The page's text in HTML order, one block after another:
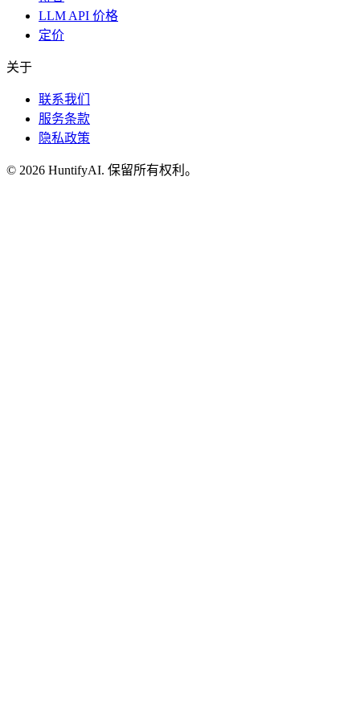
LLM API 价格
定价
关于
联系我们
服务条款
隐私政策
© 2026 HuntifyAI. 保留所有权利。